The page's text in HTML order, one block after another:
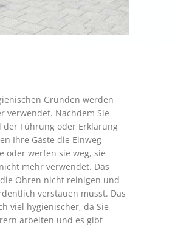
Gründen werden
verwendet. Nachdem Sie
Führung oder Erklärung
Ihre Gäste die Einweg-
oder werfen sie weg, sie
mehr verwendet. Das
Ohren nicht reinigen und
verstauen musst. Das
viel hygienischer, da Sie
arbeiten und es gibt